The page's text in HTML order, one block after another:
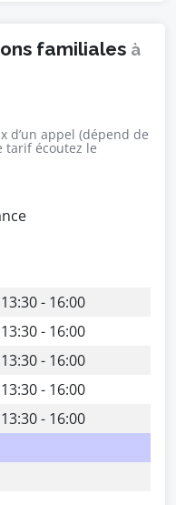
familiales à
d’un appel (dépend de
tarif écoutez le
- 16:00
- 16:00
- 16:00
- 16:00
- 16:00